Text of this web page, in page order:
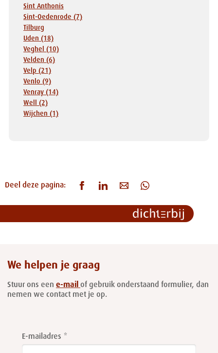
Sint Anthonis
Sint-Oedenrode (7)
Tilburg
Uden (18)
Veghel (10)
Velden (6)
Velp (21)
Venlo (9)
Venray (14)
Well (2)
Wijchen (1)
Deel deze pagina:
We helpen je graag
Stuur ons een e-mail of gebruik onderstaand formulier, dan
nemen we contact met je op.
this
field
E-mailadres